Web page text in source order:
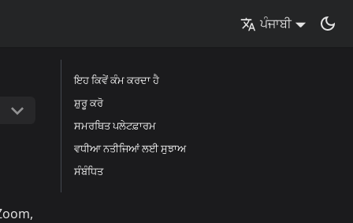
ਪੰਜਾਬੀ
ਇਹ ਕਿਵੇਂ ਕੰਮ ਕਰਦਾ ਹੈ
ਸ਼ੁਰੂ ਕਰੋ
ਸਮਰਥਿਤ ਪਲੇਟਫ਼ਾਰਮ
ਵਧੀਆ ਨਤੀਜਿਆਂ ਲਈ ਸੁਝਾਅ
ਸੰਬੰਧਿਤ